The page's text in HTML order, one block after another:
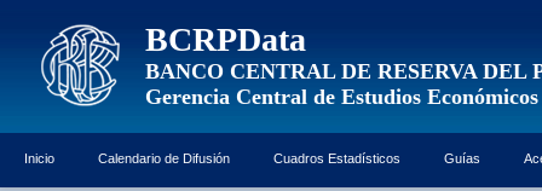
BCRPData
BANCO CENTRAL DE RESERVA DEL
Gerencia Central de Estudios Económicos
Inicio Calendario de Difusión Cuadros Estadísticos Guías